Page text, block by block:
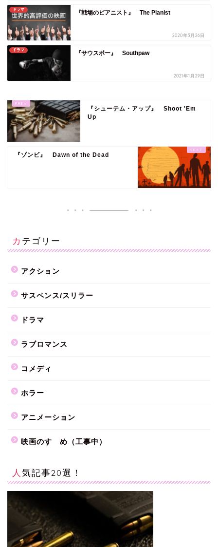
ドラマ 『戦場のピアニスト』 The Pianist
2020年3月26日
ドラマ 『サウスポー』 Southpaw
2021年1月29日
『シューテム・アップ』 Shoot 'Em
Up
『ゾンビ』 Dawn of the Dead
カテゴリー
アクション
サスペンス/スリラー
ドラマ
ラブロマンス
コメディ
ホラー
アニメーション
映画のすゝめ（工事中）
人気記事20選！